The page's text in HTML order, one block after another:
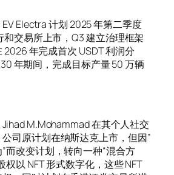
Electra 计划 2025 年第二季度
交易所上市，Q3 建立治理框架
年完成首次 USDT 利润分
年期间，完成目标产量 50 万辆
Jihad M.Mohammad 在其个人社交
司原计划在纳斯达克上市，但因”
而改变计划，转向一种“混合方
权以 NFT 形式数字化，这些 NFT